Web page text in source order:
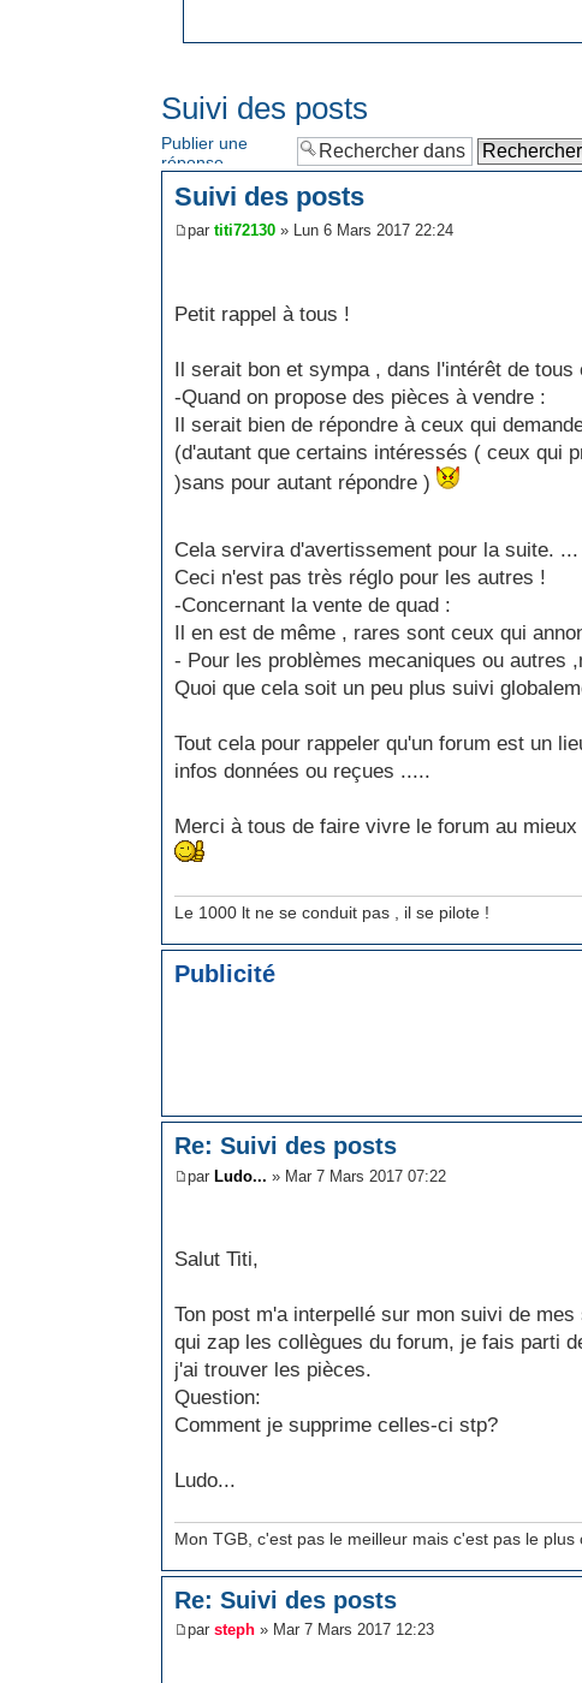
Suivi des posts
Publier une
réponse
Suivi des posts
partiti72130 » Lun 6 Mars 2017 22:24
Petit rappel à tous !
Il serait bon et sympa , dans l'intérêt de
-Quand on propose des pièces à vendre :
Il serait bien de répondre à ceux qui
(d'autant que certains intéressés ( ceux qui
)sans pour autant répondre )
Cela servira d'avertissement pour la suite. ...
Ceci n'est pas très réglo pour les autres !
-Concernant la vente de quad :
Il en est de même , rares sont ceux qui
- Pour les problèmes mecaniques ou autres
Quoi que cela soit un peu plus suivi
Tout cela pour rappeler qu'un forum est un
infos données ou reçues .....
Merci à tous de faire vivre le forum au mieux
Le 1000 lt ne se conduit pas , il se pilote !
Publicité
Re: Suivi des posts
parLudo... » Mar 7 Mars 2017 07:22
Salut Titi,
Ton post m'a interpellé sur mon suivi de
qui zap les collègues du forum, je fais parti
j'ai trouver les pièces.
Question:
Comment je supprime celles-ci stp?
Ludo...
Mon TGB, c'est pas le meilleur mais c'est pas le plus
Re: Suivi des posts
parsteph » Mar 7 Mars 2017 12:23